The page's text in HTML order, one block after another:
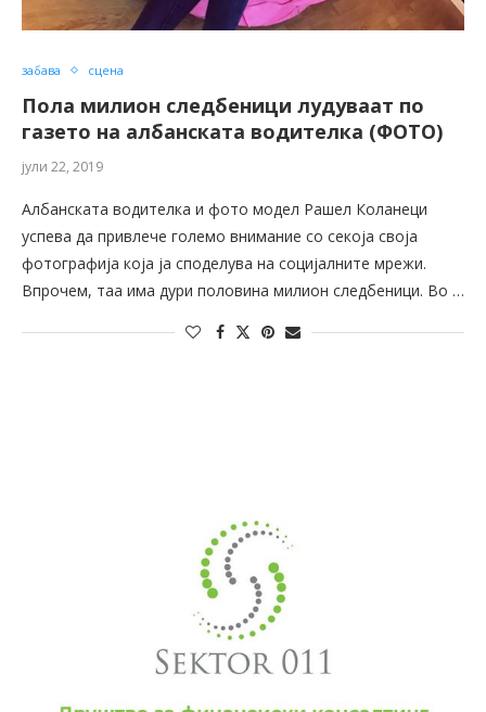
забава сцена
Пола милион следбеници лудуваат по
газето на албанската водителка (ФОТО)
јули 22, 2019
Албанската водителка и фото модел Рашел Коланеци
успева да привлече големо внимание со секоја своја
фотографија која ја споделува на социјалните мрежи.
Впрочем, таа има дури половина милион следбеници. Во …